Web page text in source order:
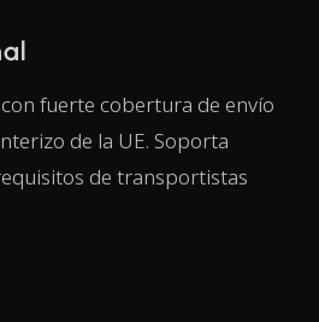
fuerte cobertura de envío
de la UE. Soporta
de transportistas